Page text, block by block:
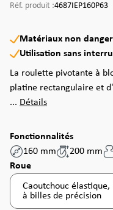
Réf. produit :4687IEP160P63
Matériaux non
Utilisation sans
La roulette pivotante à
platine rectangulaire et
... Détails
Fonctionnalités
160 mm
200 mm
Sélectionnez
Roue
Caoutchouc
à billes de précision